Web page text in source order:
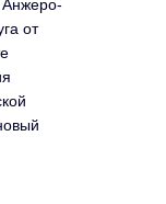
Анжеро-
от